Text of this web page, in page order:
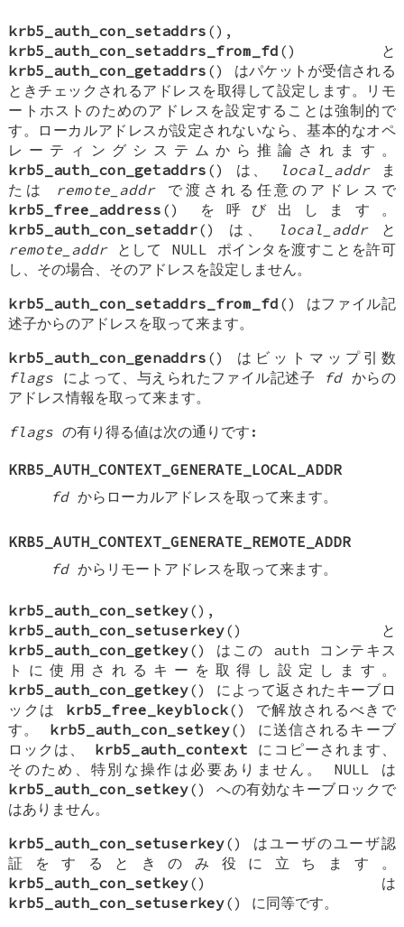
krb5_auth_con_setaddrs (),
krb5_auth_con_setaddrs_from_fd () と
krb5_auth_con_getaddrs () はパケットが受信される
ときチェックされるアドレスを取得して設定します。リモ
ートホストのためのアドレスを設定することは強制的で
す。ローカルアドレスが設定されないなら、基本的なオペ
レーティングシステムから推論されます。
krb5_auth_con_getaddrs () は、 local_addrま
たは remote_addrで渡される任意のアドレスで
krb5_free_address () を呼び出します。
krb5_auth_con_setaddr() は、 local_addrと
remote_addrとして NULL ポインタを渡すことを許可
し、その場合、そのアドレスを設定しません。
krb5_auth_con_setaddrs_from_fd () はファイル記
述子からのアドレスを取って来ます。
krb5_auth_con_genaddrs () はビットマップ引数
flags によって、与えられたファイル記述子 fdからの
アドレス情報を取って来ます。
flags の有り得る値は次の通りです:
KRB5_AUTH_CONTEXT_GENERATE_LOCAL_ADDR
fdからローカルアドレスを取って来ます。
KRB5_AUTH_CONTEXT_GENERATE_REMOTE_ADDR
fdからリモートアドレスを取って来ます。
krb5_auth_con_setkey(),
krb5_auth_con_setuserkey() と
krb5_auth_con_getkey() はこの auth コンテキス
トに使用されるキーを取得し設定します。
krb5_auth_con_getkey() によって返されたキーブロ
ックは krb5_free_keyblock() で解放されるべきで
す。 krb5_auth_con_setkey() に送信されるキーブ
ロックは、 krb5_auth_context にコピーされます、
そのため、特別な操作は必要ありません。 NULL は
krb5_auth_con_setkey() への有効なキーブロックで
はありません。
krb5_auth_con_setuserkey() はユーザのユーザ認
証をするときのみ役に立ちます。
krb5_auth_con_setkey() は
krb5_auth_con_setuserkey() に同等です。